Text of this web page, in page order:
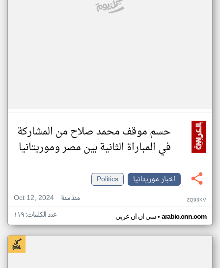
حسم موقف محمد صلاح من المشاركة
في المباراة الثانية بين مصر وموريتانيا
اخبار موريتانيا
Politics
Oct 12, 2024
منذ سنة ZQ93KV
سي ان ان عربي• arabic.cnn.com عدد الكلمات: ١١٩